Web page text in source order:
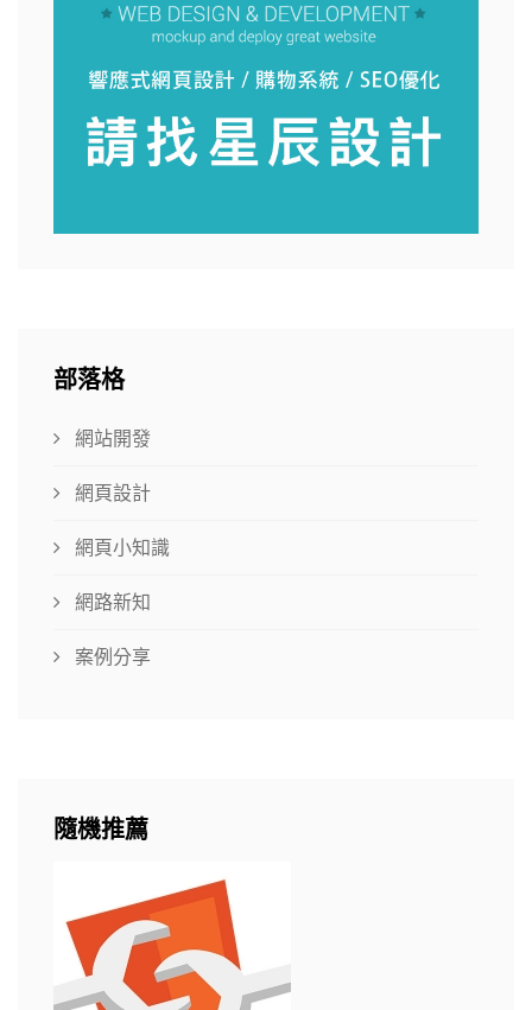
部落格
網站開發
網頁設計
網頁小知識
網路新知
案例分享
隨機推薦